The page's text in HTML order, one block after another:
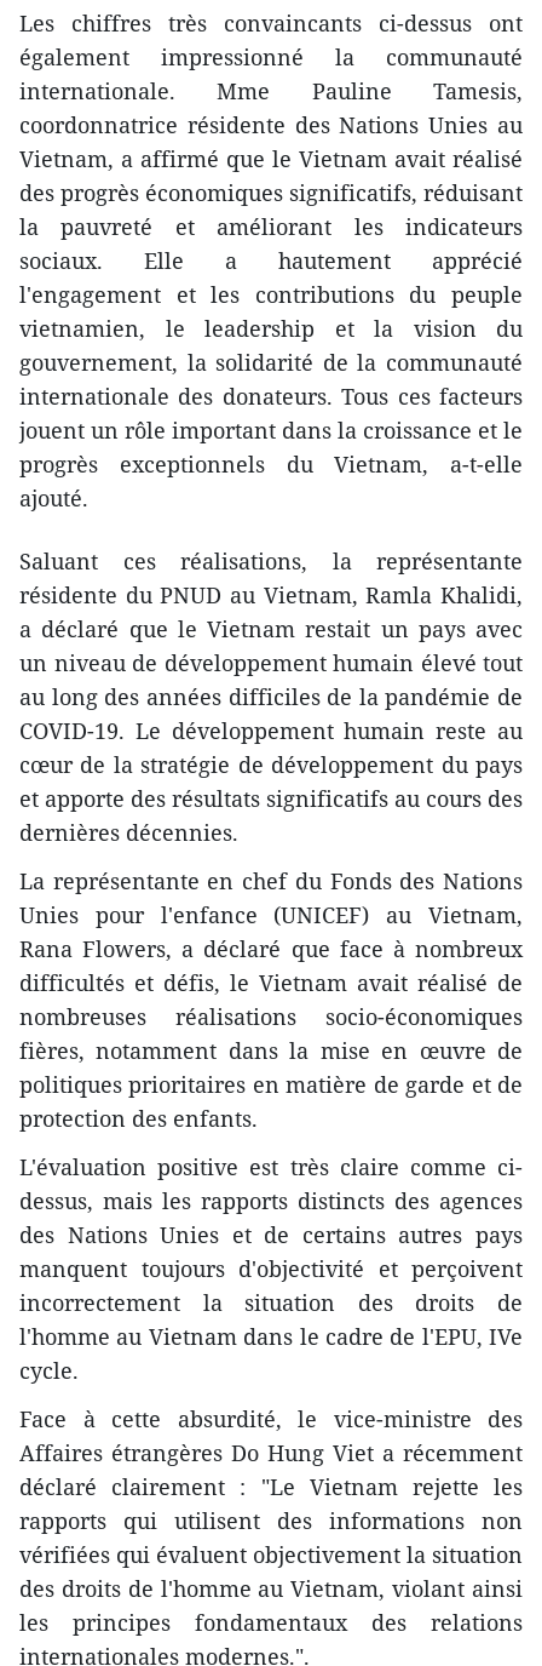
Les chiffres très convaincants ci-dessus ont
également impressionné la communauté
internationale. Mme Pauline Tamesis,
coordonnatrice résidente des Nations Unies au
Vietnam, a affirmé que le Vietnam avait réalisé
des progrès économiques significatifs, réduisant
la pauvreté et améliorant les indicateurs
sociaux. Elle a hautement apprécié
l'engagement et les contributions du peuple
vietnamien, le leadership et la vision du
gouvernement, la solidarité de la communauté
internationale des donateurs. Tous ces facteurs
jouent un rôle important dans la croissance et le
progrès exceptionnels du Vietnam, a-t-elle
ajouté.
Saluant ces réalisations, la représentante
résidente du PNUD au Vietnam, Ramla Khalidi,
a déclaré que le Vietnam restait un pays avec
un niveau de développement humain élevé tout
au long des années difficiles de la pandémie de
COVID-19. Le développement humain reste au
cœur de la stratégie de développement du pays
et apporte des résultats significatifs au cours des
dernières décennies.
La représentante en chef du Fonds des Nations
Unies pour l'enfance (UNICEF) au Vietnam,
Rana Flowers, a déclaré que face à nombreux
difficultés et défis, le Vietnam avait réalisé de
nombreuses réalisations socio-économiques
fières, notamment dans la mise en œuvre de
politiques prioritaires en matière de garde et de
protection des enfants.
L'évaluation positive est très claire comme ci-
dessus, mais les rapports distincts des agences
des Nations Unies et de certains autres pays
manquent toujours d'objectivité et perçoivent
incorrectement la situation des droits de
l'homme au Vietnam dans le cadre de l'EPU, IVe
cycle.
Face à cette absurdité, le vice-ministre des
Affaires étrangères Do Hung Viet a récemment
déclaré clairement : "Le Vietnam rejette les
rapports qui utilisent des informations non
vérifiées qui évaluent objectivement la situation
des droits de l'homme au Vietnam, violant ainsi
les principes fondamentaux des relations
internationales modernes.".